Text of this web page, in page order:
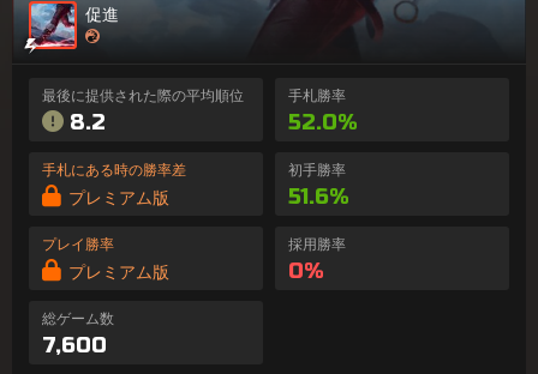
促進
最後に提供された際の平均順位
8.2
手札勝率
52.0%
手札にある時の勝率差
プレミアム版
初手勝率
51.6%
プレイ勝率
プレミアム版
採用勝率
0%
総ゲーム数
7,600